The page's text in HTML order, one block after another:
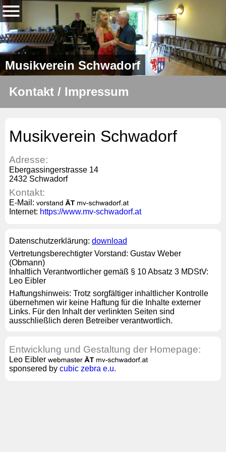
Musikverein Schwadorf
Kontakt / Impressum
Musikverein Schwadorf
Adresse:
Ebergassingerstrasse 14
2432 Schwadorf
Kontakt:
E-Mail:
Internet: https://www.mv-schwadorf.at
Datenschutzerklärung: download
Vertretungsberechtigter Vorstand: Gustav Weber
(Obmann)
Inhaltlich Verantwortlicher gemäß § 10 Absatz 3 MDStV:
Leo Eibler
Haftungshinweis: Trotz sorgfältiger inhaltlicher Kontrolle
übernehmen wir keine Haftung für die Inhalte externer
Links. Für den Inhalt der verlinkten Seiten sind
ausschließlich deren Betreiber verantwortlich.
Entwicklung und Gestaltung der Homepage:
Leo Eibler
sponsered by cubic zebra e.u.